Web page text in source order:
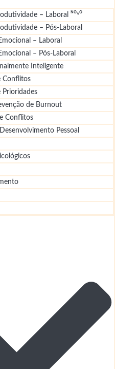
– Laboral ᴺᴼⱽᴼ
– Pós-Laboral
– Laboral
– Pós-Laboral
Inteligente
Conflitos
Prioridades
de Burnout
Conflitos
Pessoal